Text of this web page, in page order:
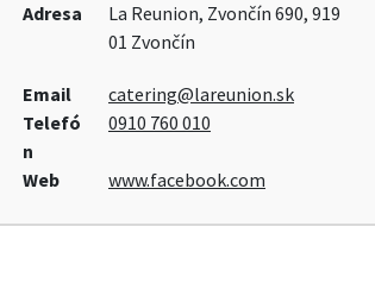
Adresa
La Reunion, Zvončín 690, 919
01 Zvončín
Email
catering@lareunion.sk
Telefó
n
0910 760 010
Web www.facebook.com